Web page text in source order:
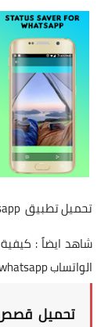
تحميل تطبيق Story Saver for Whatsapp
شاهد ايضاً :
الواتساب whatsapp
تحميل قصص